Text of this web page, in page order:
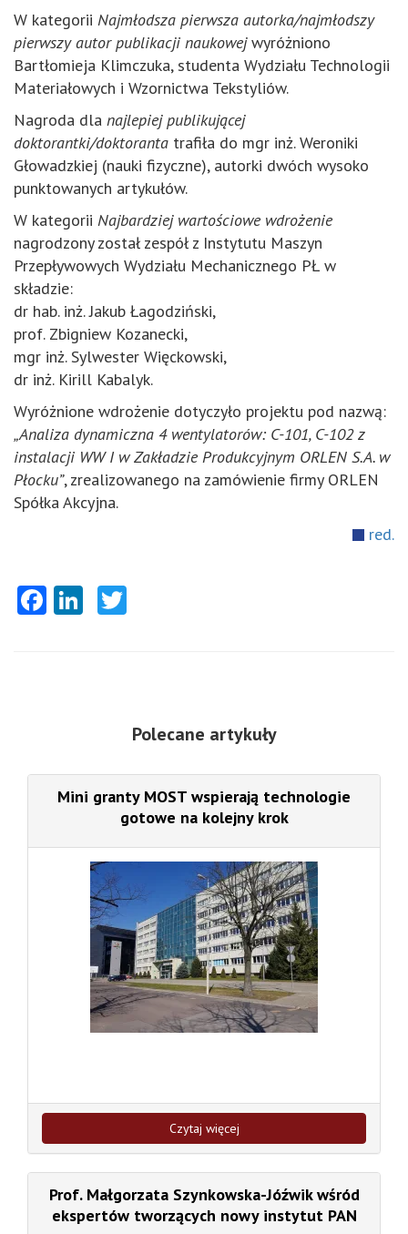
W kategorii Najmłodsza pierwsza autorka/najmłodszy
pierwszy autor publikacji naukowejwyróżniono
Bartłomieja Klimczuka, studenta Wydziału Technologii
Materiałowych i Wzornictwa Tekstyliów.
Nagroda dla najlepiej publikującej
doktorantki/doktoranta trafiła do mgr inż. Weroniki
Głowadzkiej (nauki fizyczne), autorki dwóch wysoko
punktowanych artykułów.
W kategorii Najbardziej wartościowe wdrożenie
nagrodzony został zespół z Instytutu Maszyn
Przepływowych Wydziału Mechanicznego PŁ w
składzie:
dr hab. inż. Jakub Łagodziński,
prof. Zbigniew Kozanecki,
mgr inż. Sylwester Więckowski,
dr inż. Kirill Kabalyk.
Wyróżnione wdrożenie dotyczyło projektu pod nazwą:
„Analiza dynamiczna 4 wentylatorów: C-101, C-102 z
instalacji WW I w Zakładzie Produkcyjnym ORLEN S.A. w
Płocku”, zrealizowanego na zamówienie firmy ORLEN
Spółka Akcyjna.
red.
Facebook
LinkedIn
Polecane artykuły
Mini granty MOST wspierają technologie
gotowe na kolejny krok
Czytaj więcej
Prof. Małgorzata Szynkowska-Jóźwik wśród
ekspertów tworzących nowy instytut PAN